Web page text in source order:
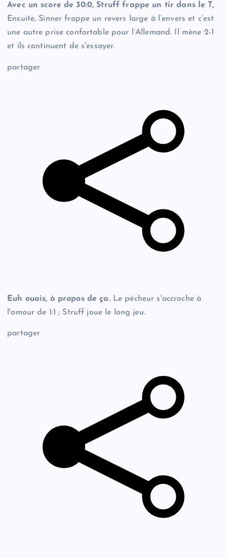
Avec un score de 30:0, Struff frappe un tir dans le T,
Ensuite, Sinner frappe un revers large à l’envers et c’est
une autre prise confortable pour l’Allemand. Il mène 2-1
et ils continuent de s'essayer.
partager
Euh ouais, à propos de ça.Le pécheur s'accroche à
l'amour de 1:1 ; Struff joue le long jeu.
partager